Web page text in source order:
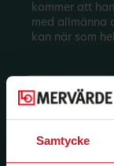
Samtycke
kommer att
med allmänna
kan när som